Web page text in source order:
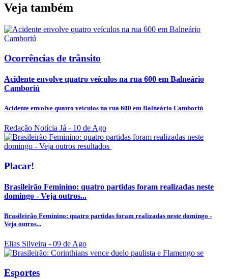
Veja também
Ocorrências de trânsito
Acidente envolve quatro veículos na rua 600 em Balneário
Camboriú
Acidente envolve quatro veículos na rua 600 em Balneário Camboriú
Redação Notícia Já - 10 de Ago
Placar!
Brasileirão Feminino: quatro partidas foram realizadas neste
domingo - Veja outros...
Brasileirão Feminino: quatro partidas foram realizadas neste domingo -
Veja outros...
Elias Silveira - 09 de Ago
Esportes